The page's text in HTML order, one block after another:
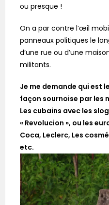
ou presque !
On a par contre l’œil
panneaux politiques le
d’une rue ou d’une
militants.
Je me demande qui est
façon sournoise par les
Les cubains avec les
« Revolucion », ou les
Coca, Leclerc, Les
etc.